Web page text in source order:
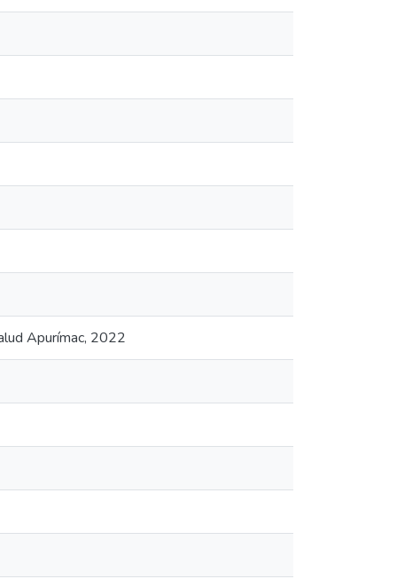
Apurímac, 2022